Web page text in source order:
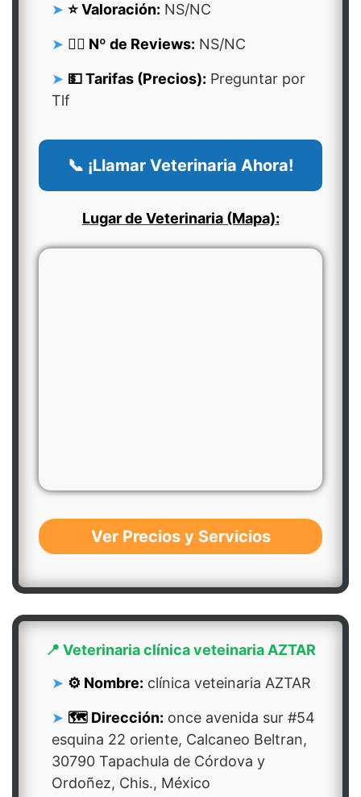
⭐ Valoración: NS/NC
👍🏻 Nº de Reviews: NS/NC
💵 Tarifas (Precios): Preguntar por
Tlf
📞 ¡Llamar Veterinaria Ahora!
Lugar de Veterinaria (Mapa):
Ver Precios y Servicios
📍 Veterinaria clínica veteinaria AZTAR
⚙️ Nombre: clínica veteinaria AZTAR
🗺️ Dirección: once avenida sur #54
esquina 22 oriente, Calcaneo Beltran,
30790 Tapachula de Córdova y
Ordoñez, Chis., México